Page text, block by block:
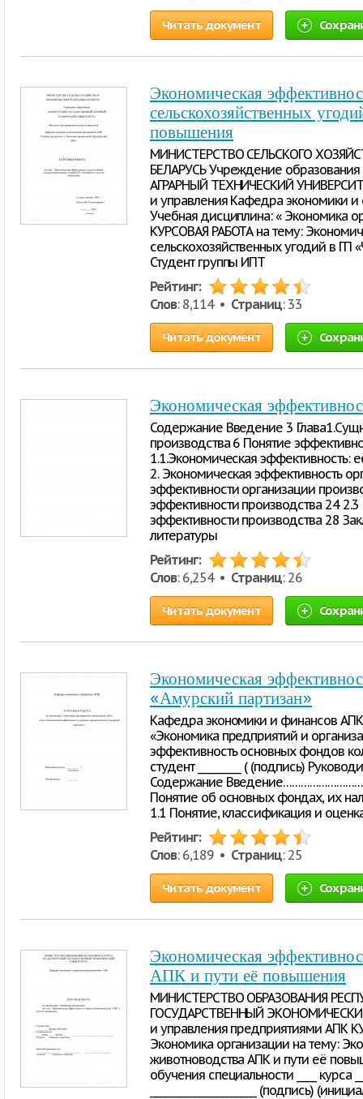
Читать документ
Экономическая
сельскохозяйственных
повышения
МИНИСТЕРСТВО СЕЛЬСКОГО
БЕЛАРУСЬ Учреждение
АГРАРНЫЙ ТЕХНИЧЕСКИЙ
и управления Кафедра экономики
Учебная дисциплина: « Экономика
КУРСОВАЯ РАБОТА на тему:
сельскохозяйственных угодий в ГП
Студент группы ИПТ
Рейтинг:
Слов: 8,114 • Страниц: 33
Читать документ
Экономическая
Содержание Введение 3
производства 6 Понятие
1.1.Экономическая эффективность:
2. Экономическая эффективность
эффективности организации
эффективности производства 24
эффективности производства 28
литературы
Рейтинг:
Слов: 6,254 • Страниц: 26
Читать документ
Экономическая
«Амурский партизан»
Кафедра экономики и финансов
«Экономика предприятий и
эффективность основных фондов
студент _________ ( (подпись)
Содержание
Понятие об основных фондах, их
1.1 Понятие, классификация и
Рейтинг:
Слов: 6,189 • Страниц: 25
Читать документ
Экономическая
АПК и пути её повышения
МИНИСТЕРСТВО ОБРАЗОВАНИЯ
ГОСУДАРСТВЕННЫЙ
и управления предприятиями АПК
Экономика организации на тему:
животноводства АПК и пути её
обучения специальности ____ курса
______________________ (подпись)